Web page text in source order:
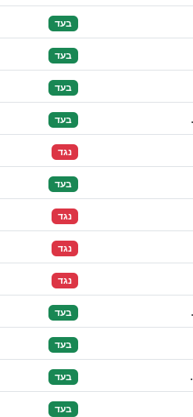
בעד
בעד
בעד
בעד
נגד
בעד
נגד
נגד
נגד
בעד
בעד
בעד
בעד